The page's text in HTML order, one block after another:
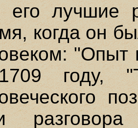
его лучшие
когда он
"Опыт
году,